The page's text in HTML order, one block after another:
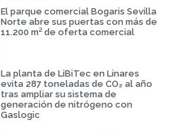
El parque comercial Bogaris Sevilla
Norte abre sus puertas con más de
11.200 m² de oferta comercial
La planta de LiBiTec en Linares
evita 287 toneladas de CO₂ al año
tras ampliar su sistema de
generación de nitrógeno con
Gaslogic